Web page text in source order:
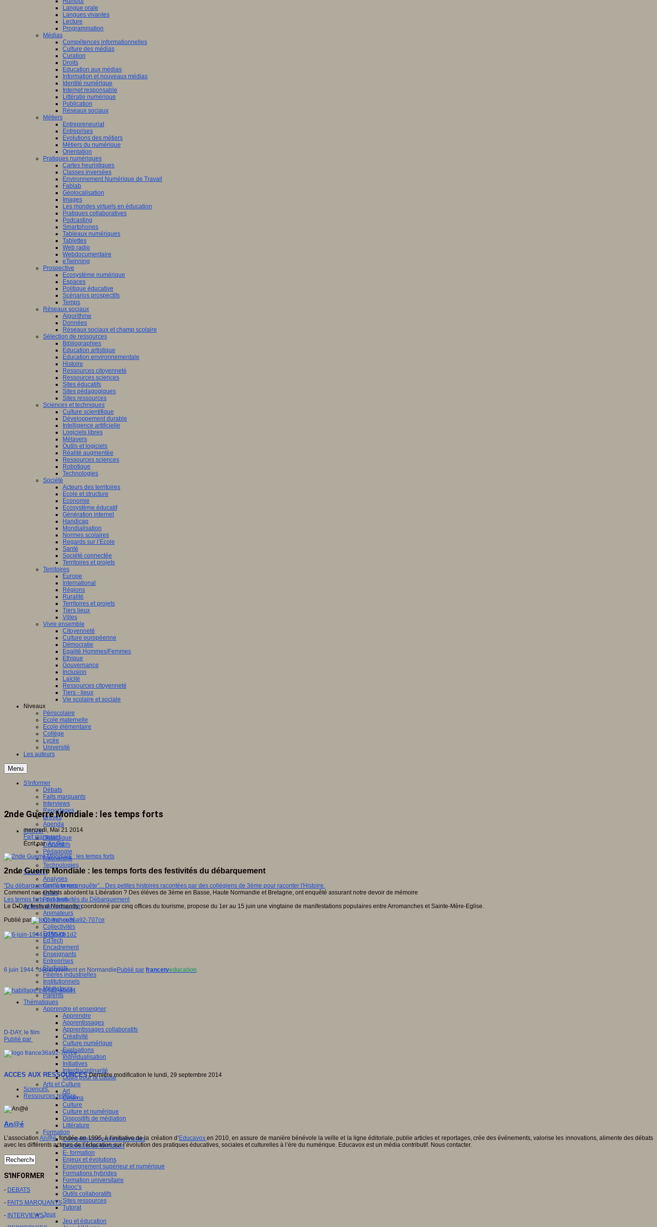
Langue orale
Langues vivantes
Lecture
Programmation
Médias
Compétences informationnelles
Culture des médias
Curation
Droits
Education aux médias
Information et nouveaux médias
Identité numérique
Internet responsable
Littératie numérique
Publication
Réseaux sociaux
Métiers
Entrepreneuriat
Entreprises
Evolutions des métiers
Métiers du numérique
Orientation
Pratiques numériques
Cartes heuristiques
Classes inversées
Environnement Numérique de Travail
Fablab
Géolocalisation
Images
Les mondes virtuels en éducation
Pratiques collaboratives
Podcasting
Smartphones
Tableaux numériques
Tablettes
Web radio
Webdocumentaire
eTwinning
Prospective
Ecosystème numérique
Espaces
Politique éducative
Scénarios prospectifs
Temps
Réseaux sociaux
Algorithme
Données
Réseaux sociaux et champ scolaire
Sélection de ressources
Bibliographies
Education artistique
Education environnementale
Histoire
Ressources citoyenneté
Ressources sciences
Sites éducatifs
Sites pédagogiques
Sites ressources
Sciences et techniques
Culture scientifique
Développement durable
Intelligence artificielle
Logiciels libres
Métavers
Outils et logiciels
Réalité augmentée
Ressources sciences
Robotique
Technologies
Société
Acteurs des territoires
Ecole et structure
Economie
Ecosystème éducatif
Génération internet
Handicap
Mondialisation
Normes scolaires
Regards sur l’Ecole
Santé
Société connectée
Territoires et projets
Territoires
Europe
International
Régions
Ruralité
Territoires et projets
Tiers lieux
Villes
Vivre ensemble
Citoyenneté
Culture européenne
Démocratie
Egalité Hommes/Femmes
Ethique
Gouvernance
Inclusion
Laïcité
Ressources citoyenneté
Tiers - lieux
Vie scolaire et sociale
Niveaux
Périscolaire
Ecole maternelle
Ecole élémentaire
Collège
Lycée
Université
Les auteurs
Menu
S'informer
Débats
Faits marquants
Interviews
Reportages
Brèves
Agenda
Innover
Didactique
Dispositifs
Pédagogie
Recherche
Technologies
Savoir(s)
Analyses
Conférences
Outils
Pratiques
Acteurs de l'éducation
Animateurs
Chercheurs
Collectivités
Editeurs
EdTech
Encadrement
Enseignants
Entreprises
Etudiants
Filières industrielles
Institutionnels
Médiateurs
Parents
Thématiques
Apprendre et enseigner
Apprendre
Apprentissages
Apprentissages collaboratifs
Créativité
Culture numérique
Evaluations
Individualisation
Initiatives
Interdisciplinarité
Outils pour la classe
Arts et Culture
Art
Cinéma
Culture
Culture et numérique
Dispositifs de médiation
Littérature
Formation
Compétences professionnelles
Dispositifs de formation
E- formation
Enjeux et évolutions
Enseignement supérieur et numérique
Formations hybrides
Formation universitaire
Mooc’s
Outils collaboratifs
Sites ressources
Tutorat
Jeux
Jeu et éducation
2nde Guerre Mondiale : les temps forts
mercredi, Mai 21 2014
Fait marquant
Écrit parAn@é
2nde Guerre Mondiale : les temps forts des festivités du débarquement
"Du débarquement à la reconquête"... Des petites histoires racontées par des collégiens de 3ème pour raconter l'Histoire.
Comment nos enfants abordent la Libération ? Des élèves de 3ème en Basse, Haute Normandie et Bretagne, ont enquêté assurant notre devoir de mémoire
Les temps forts des festivités du Débarquement
Le D-Day festival Normandy, coordonné par cinq offices du tourisme, propose du 1er au 15 juin une vingtaine de manifestations populaires entre Arromanches et Sainte-Mère-Eglise.
Publié par
6 juin 1944 : débarquement en NormandiePublié par francetveducation
D-DAY, le film
Publié par
ACCES AUX RESSOURCES Dernière modification le lundi, 29 septembre 2014
Sciences,
Ressources histoire,
An@é
L’associationAn@é, fondée en 1996, à l’initiative de la création d’ Educavox en 2010, en assure de manière bénévole la veille et la ligne éditoriale, publie articles et reportages, crée des événements, valorise les innovations, alimente des débats
avec les différents acteurs de l’éducation sur l’évolution des pratiques éducatives, sociales et culturelles à l’ère du numérique. Educavox est un média contributif. Nous contacter.
S'INFORMER
- DEBATS
- FAITS MARQUANTS
- INTERVIEWS